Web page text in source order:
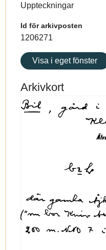
Uppteckningar
Id för arkivposten
1206271
Visa i eget fönster
Arkivkort